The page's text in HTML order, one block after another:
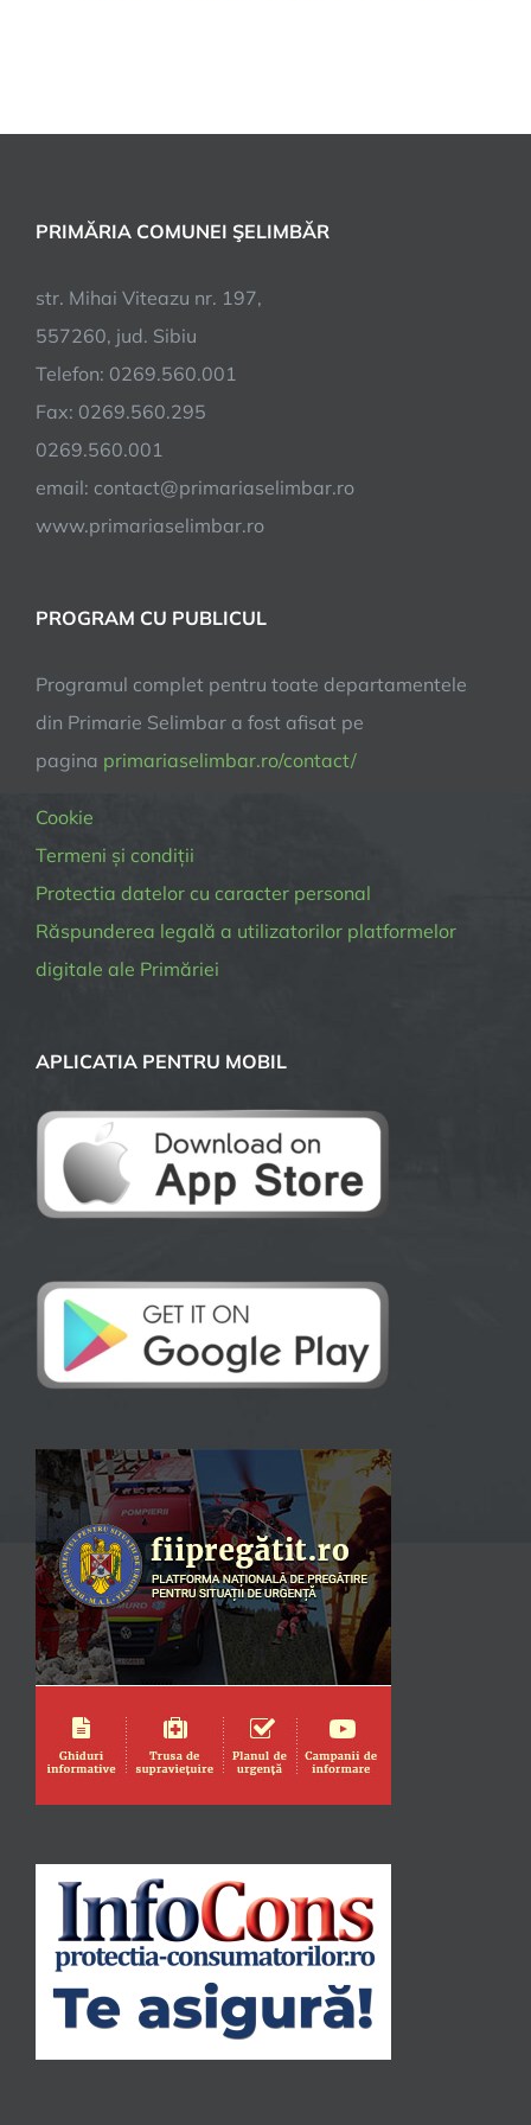
PRIMĂRIA COMUNEI ŞELIMBĂR
str. Mihai Viteazu nr. 197,
557260, jud. Sibiu
Telefon: 0269.560.001
Fax: 0269.560.295
0269.560.001
email: contact@primariaselimbar.ro
www.primariaselimbar.ro
PROGRAM CU PUBLICUL
Programul complet pentru toate departamentele
din Primarie Selimbar a fost afisat pe
pagina primariaselimbar.ro/contact/
Cookie
Termeni și condiții
Protectia datelor cu caracter personal
Răspunderea legală a utilizatorilor platformelor
digitale ale Primăriei
APLICATIA PENTRU MOBIL